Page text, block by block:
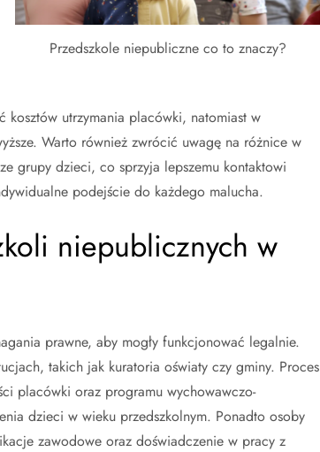
Przedszkole niepubliczne co to znaczy?
utrzymania placówki, natomiast w
Warto również zwrócić uwagę na różnice w
grupy dzieci, co sprzyja lepszemu kontaktowi
podejście do każdego malucha.
niepublicznych w
prawne, aby mogły funkcjonować legalnie.
takich jak kuratoria oświaty czy gminy. Proces
placówki oraz programu wychowawczo-
dzieci w wieku przedszkolnym. Ponadto osoby
zawodowe oraz doświadczenie w pracy z